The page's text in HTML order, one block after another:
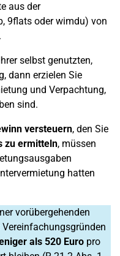
aus der
9flats oder wimdu) von
selbst genutzten,
dann erzielen Sie
und Verpachtung,
sind.
versteuern, den Sie
zu ermitteln, müssen
hatten
vorübergehenden
als 520 Euro pro